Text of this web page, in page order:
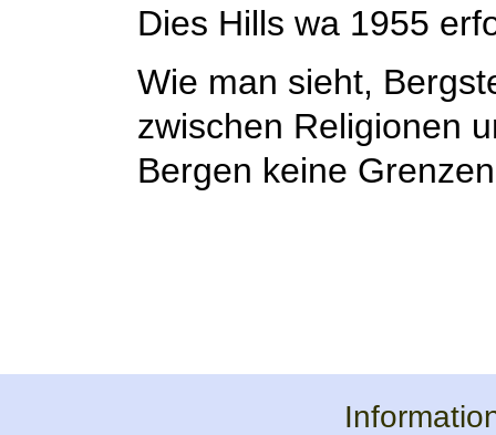
Dies Hills wa 1955
Wie man sieht,
zwischen Religionen
Bergen keine